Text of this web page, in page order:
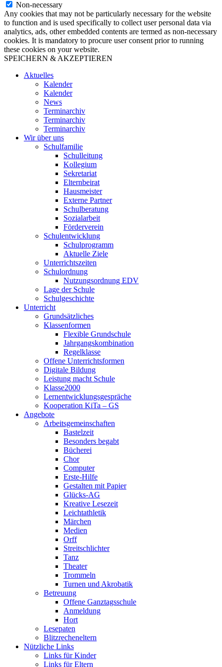
Non-necessary
Any cookies that may not be particularly necessary for the website
to function and is used specifically to collect user personal data via
analytics, ads, other embedded contents are termed as non-necessary
cookies. It is mandatory to procure user consent prior to running
these cookies on your website.
SPEICHERN & AKZEPTIEREN
Aktuelles
Kalender
Kalender
News
Terminarchiv
Terminarchiv
Terminarchiv
Wir über uns
Schulfamilie
Schulleitung
Kollegium
Sekretariat
Elternbeirat
Hausmeister
Externe Partner
Schulberatung
Sozialarbeit
Förderverein
Schulentwicklung
Schulprogramm
Aktuelle Ziele
Unterrichtszeiten
Schulordnung
Nutzungsordnung EDV
Lage der Schule
Schulgeschichte
Unterricht
Grundsätzliches
Klassenformen
Flexible Grundschule
Jahrgangskombination
Regelklasse
Offene Unterrichtsformen
Digitale Bildung
Leistung macht Schule
Klasse2000
Lernentwicklungsgespräche
Kooperation KiTa – GS
Angebote
Arbeitsgemeinschaften
Bastelzeit
Besonders begabt
Bücherei
Chor
Computer
Erste-Hilfe
Gestalten mit Papier
Glücks-AG
Kreative Lesezeit
Leichtathletik
Märchen
Medien
Orff
Streitschlichter
Tanz
Theater
Trommeln
Turnen und Akrobatik
Betreuung
Offene Ganztagsschule
Anmeldung
Hort
Lesepaten
Blitzrecheneltern
Nützliche Links
Links für Kinder
Links für Eltern